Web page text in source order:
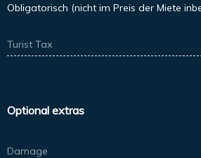
Obligatorisch (nicht im Preis der Miete
Turist Tax
Optional extras
Damage